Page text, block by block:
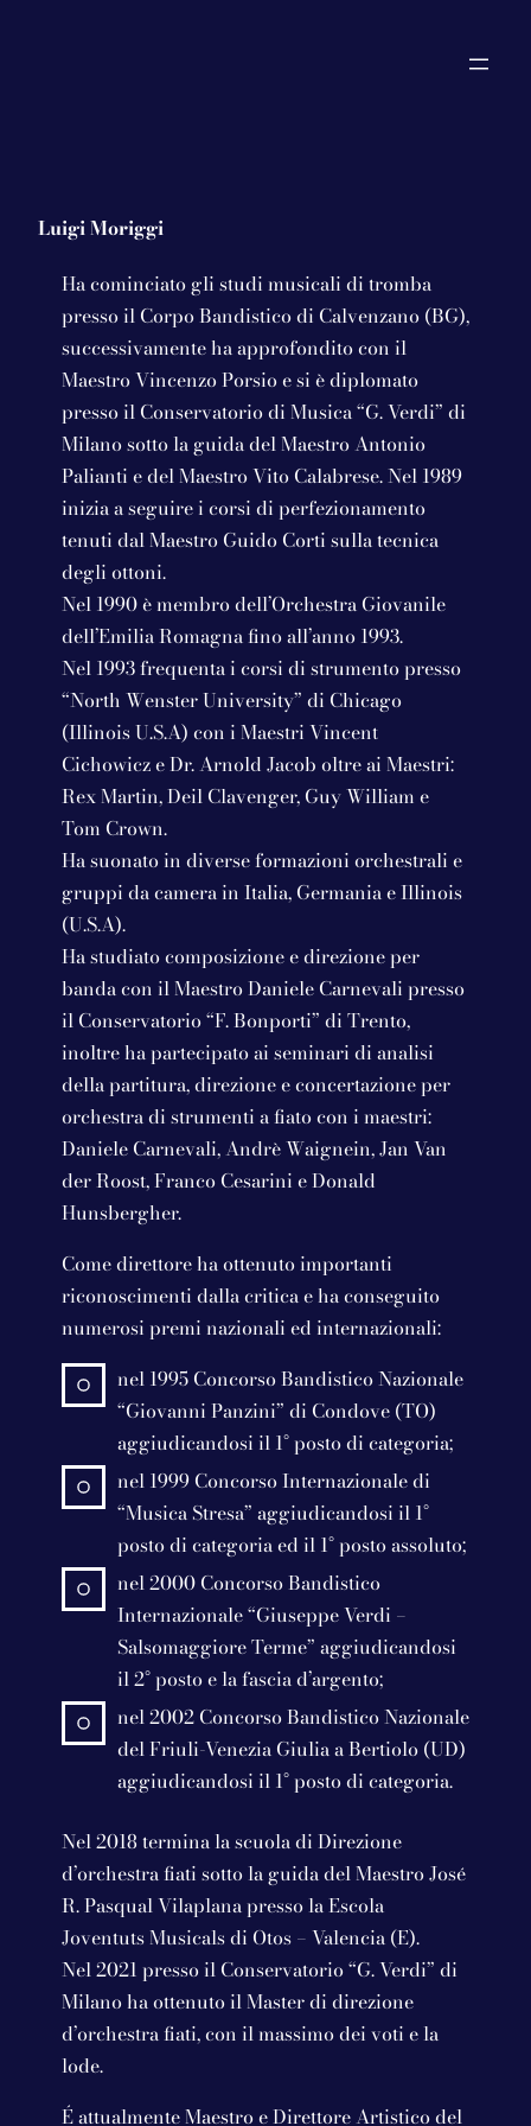
Luigi Moriggi
Ha cominciato gli studi musicali di tromba
presso il Corpo Bandistico di Calvenzano (BG),
successivamente ha approfondito con il
Maestro Vincenzo Porsio e si è diplomato
presso il Conservatorio di Musica “G. Verdi” di
Milano sotto la guida del Maestro Antonio
Palianti e del Maestro Vito Calabrese. Nel 1989
inizia a seguire i corsi di perfezionamento
tenuti dal Maestro Guido Corti sulla tecnica
degli ottoni.
Nel 1990 è membro dell’Orchestra Giovanile
dell’Emilia Romagna fino all’anno 1993.
Nel 1993 frequenta i corsi di strumento presso
“North Wenster University” di Chicago
(Illinois U.S.A) con i Maestri Vincent
Cichowicz e Dr. Arnold Jacob oltre ai Maestri:
Rex Martin, Deil Clavenger, Guy William e
Tom Crown.
Ha suonato in diverse formazioni orchestrali e
gruppi da camera in Italia, Germania e Illinois
(U.S.A).
Ha studiato composizione e direzione per
banda con il Maestro Daniele Carnevali presso
il Conservatorio “F. Bonporti” di Trento,
inoltre ha partecipato ai seminari di analisi
della partitura, direzione e concertazione per
orchestra di strumenti a fiato con i maestri:
Daniele Carnevali, Andrè Waignein, Jan Van
der Roost, Franco Cesarini e Donald
Hunsbergher.
Come direttore ha ottenuto importanti
riconoscimenti dalla critica e ha conseguito
numerosi premi nazionali ed internazionali:
nel 1995 Concorso Bandistico Nazionale
“Giovanni Panzini” di Condove (TO)
aggiudicandosi il 1° posto di categoria;
nel 1999 Concorso Internazionale di
“Musica Stresa” aggiudicandosi il 1°
posto di categoria ed il 1° posto assoluto;
nel 2000 Concorso Bandistico
Internazionale “Giuseppe Verdi –
Salsomaggiore Terme” aggiudicandosi
il 2° posto e la fascia d’argento;
nel 2002 Concorso Bandistico Nazionale
del Friuli-Venezia Giulia a Bertiolo (UD)
aggiudicandosi il 1° posto di categoria.
Nel 2018 termina la scuola di Direzione
d’orchestra fiati sotto la guida del Maestro José
R. Pasqual Vilaplana presso la Escola
Joventuts Musicals di Otos – Valencia (E).
Nel 2021 presso il Conservatorio “G. Verdi” di
Milano ha ottenuto il Master di direzione
d’orchestra fiati, con il massimo dei voti e la
lode.
É attualmente Maestro e Direttore Artistico del